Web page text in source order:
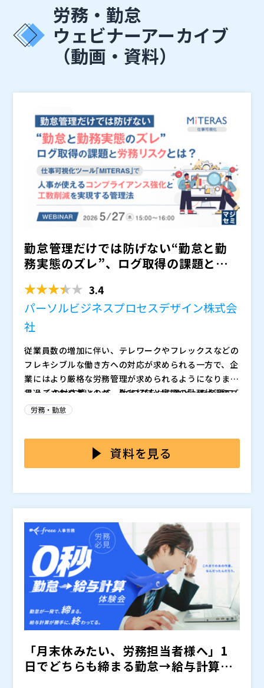
労務・勤怠
ウェビナーアーカイブ
（動画・資料）
勤怠管理だけでは防げない“勤怠と勤
務実態のズレ”、ログ取得の課題と労
3.4
パーソルビジネスプロセスデザイン株式会
社
従業員数の増加に伴い、テレワークやフレックスなどの
フレキシブルな働き方への対応が求められる一方で、企
業にはより厳格な労務管理が求められるようになりま
す。 その対応策として、PCログをはじめとした各種ロ
グの取得を進める企業は増えていますが、現場ではデー
して、ログはあるのに勤務実態を十分に把握できず、管
理の限界を感じるケースが少なくありません。
見過ごされやすいのが、勤怠打刻と実際の勤務状況のズ
レです。勤怠上は適正に見えても、ログデータを人事が
ているケースがあります。こうした隠れ残業は、未払い
残業代や長時間労働をはじめとした様々な労務リスクに
面でも重要な課題となります。
の課題」と、勤怠管理だけでは見えにくい勤務実態の把
握不足が招く労務リスクについて、違反事例や留意点を
用して勤務時間や勤務内容を可視化する仕事可視化ツー
ル「MITERAS」により、コンプライアンス強化と確認
工数削減を両立する、実践的な管理方法をご紹介しま
す。人事・労務部門の負荷を抑えながら、実効性のある
労務管理を進めたい企業におすすめの内容です。
株式会社オープンソース活用研究所（）
マジセミ株式会社（）
※共催、協賛、協力、講演企業は将来的に追加、削除さ
れる可能性があります。
労務・勤怠
資料を見る
「月末休みたい、労務担当者様へ」1
日でどちらも締まる勤怠→給与計算を